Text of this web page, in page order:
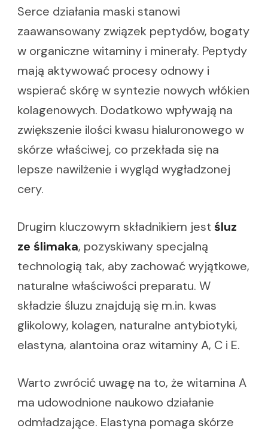
Serce działania maski stanowi
zaawansowany związek peptydów, bogaty
w organiczne witaminy i minerały. Peptydy
mają aktywować procesy odnowy i
wspierać skórę w syntezie nowych włókien
kolagenowych. Dodatkowo wpływają na
zwiększenie ilości kwasu hialuronowego w
skórze właściwej, co przekłada się na
lepsze nawilżenie i wygląd wygładzonej
cery.
Drugim kluczowym składnikiem jest śluz
ze ślimaka, pozyskiwany specjalną
technologią tak, aby zachować wyjątkowe,
naturalne właściwości preparatu. W
składzie śluzu znajdują się m.in. kwas
glikolowy, kolagen, naturalne antybiotyki,
elastyna, alantoina oraz witaminy A, C i E.
Warto zwrócić uwagę na to, że witamina A
ma udowodnione naukowo działanie
odmładzające. Elastyna pomaga skórze